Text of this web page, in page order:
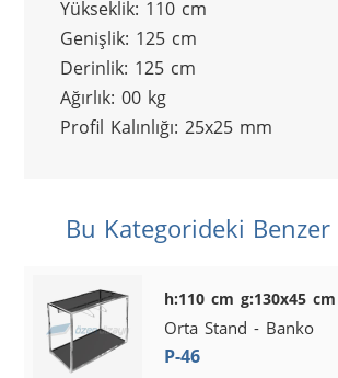
Yükseklik: 110 cm
Genişlik: 125 cm
Derinlik: 125 cm
Ağırlık: 00 kg
Profil Kalınlığı: 25x25 mm
Bu Kategorideki
h:110 cm g:130x45 cm
Orta Stand - Banko
P-46